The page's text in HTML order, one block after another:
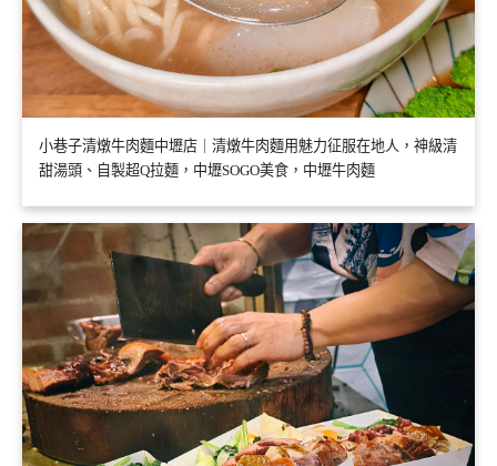
小巷子清燉牛肉麵中壢店｜清燉牛肉麵用魅力征服在地人，神級清
甜湯頭、自製超Q拉麵，中壢SOGO美食，中壢牛肉麵